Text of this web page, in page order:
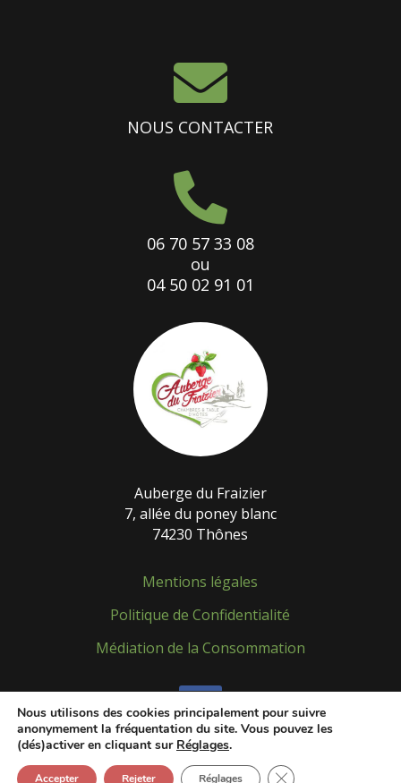

NOUS CONTACTER

06 70 57 33 08
ou
04 50 02 91 01
Auberge du Fraizier
7, allée du poney blanc
74230 Thônes
Mentions légales
Politique de Confidentialité
Médiation de la Consommation
Nous utilisons des cookies principalement pour suivre
anonymement la fréquentation du site. Vous pouvez les
(dés)activer en cliquant sur Réglages.
Accepter Rejeter Réglages Fermer la bannière